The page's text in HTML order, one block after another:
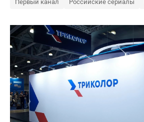
Первый канал
Российские сериалы